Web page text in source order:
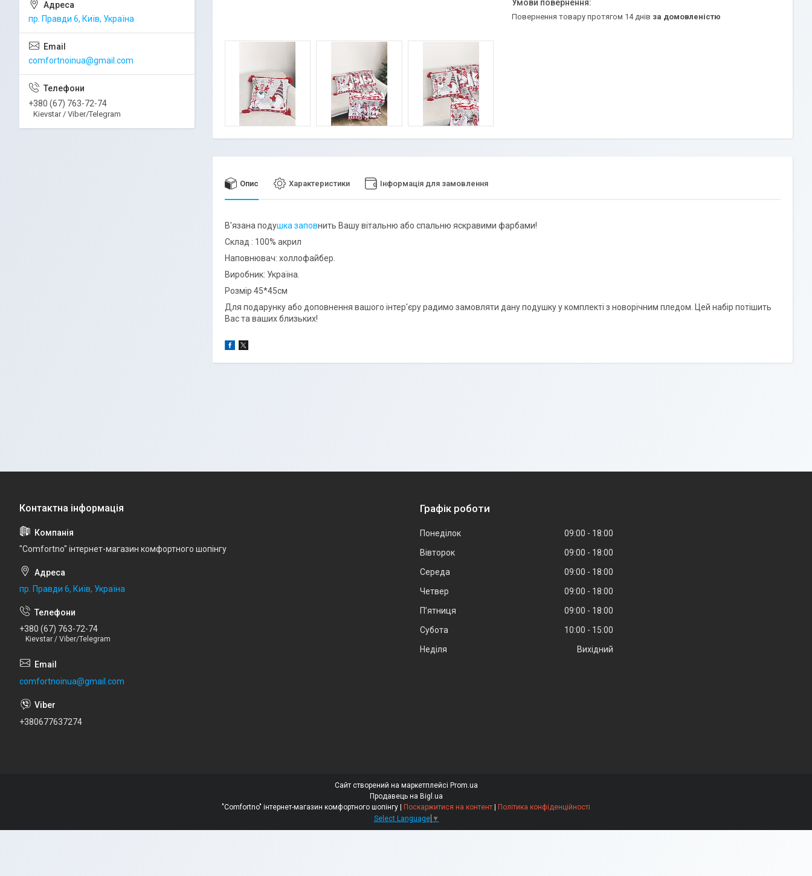
повернення товару протягом 14 днів за домовленістю
Опис Характеристики Інформація для замовлення
В'язана подушка заповнить Вашу вітальню або спальню яскравими фарбами!
Склад : 100% акрил
Наповнювач: холлофайбер.
Виробник: Україна.
Розмір 45*45см
Для подарунку або доповнення вашого інтер'єру радимо замовляти дану подушку у комплекті з новорічним пледом. Цей набір потішить
Вас та ваших близьких!
пр. Правди 6, Київ, Україна
comfortnoinua@gmail.com
+380 (67) 763-72-74
Kievstar / Viber/Telegram
"Comfortno" інтернет-магазин комфортного шопінгу
пр. Правди 6, Київ, Україна
+380 (67) 763-72-74
Kievstar / Viber/Telegram
comfortnoinua@gmail.com
+380677637274
Графік роботи
Понеділок 09:00
18:00
Вівторок
09:00
18:00
Середа
09:00
18:00
Четвер
09:00
18:00
Пʼятниця
09:00
18:00
Субота
10:00
15:00
Неділя
Вихідний
Сайт створений на маркетплейсі Prom.ua
Продавець на Bigl.ua
Поскаржитися на контент
Політика конфіденційності
Select Language ▼